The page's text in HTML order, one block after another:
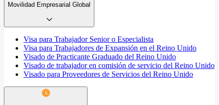
Movilidad Empresarial Global
Visa para Trabajador Senior o Especialista
Visa para Trabajadores de Expansión en el Reino Unido
Visado de Practicante Graduado del Reino Unido
Visado de trabajador en comisión de servicio del Reino Unido
Visado para Proveedores de Servicios del Reino Unido